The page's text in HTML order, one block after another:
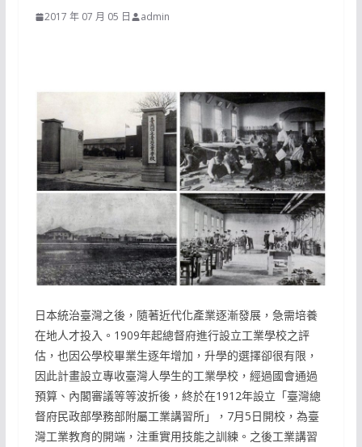
2017 年 07 月 05 日 admin
日本統治臺灣之後，隨著近代化產業逐漸發展，急需培養
在地人才投入。1909年起總督府進行設立工業學校之評
估，也因公學校畢業生逐年增加，升學的選擇卻很有限，
因此計畫設立專收臺灣人學生的工業學校，經過國會通過
預算、內閣審議等等波折後，終於在1912年設立「臺灣總
督府民政部學務部附屬工業講習所」，7月5日開校，為臺
灣工業教育的開端，注重實用技能之訓練。之後工業講習